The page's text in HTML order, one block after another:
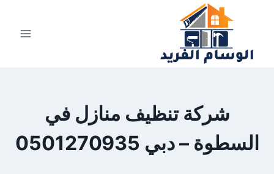
شركة تنظيف منازل في
السطوة – دبي 0501270935